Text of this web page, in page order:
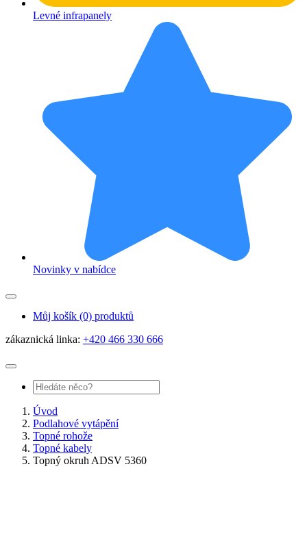
Levné infrapanely
Novinky v nabídce
Můj košík (0) produktů
zákaznická linka: +420 466 330 666
Úvod
Podlahové vytápění
Topné rohože
Topné kabely
Topný okruh ADSV 5360